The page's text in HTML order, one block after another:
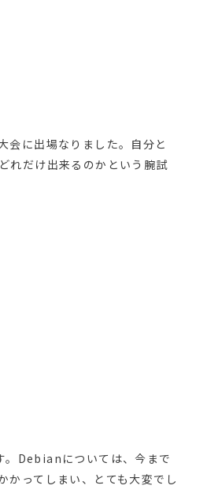
会に出場なりました。自分と
れだけ出来るのかという腕試
Debianについては、今まで
かってしまい、とても大変でし